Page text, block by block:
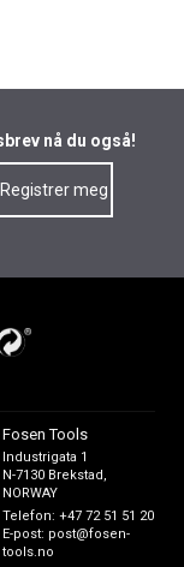
nå du også!
Fosen Tools
Industrigata 1
N-7130 Brekstad,
NORWAY
Telefon:+47 72 51 51 20
E-post: post@fosen-
tools.no